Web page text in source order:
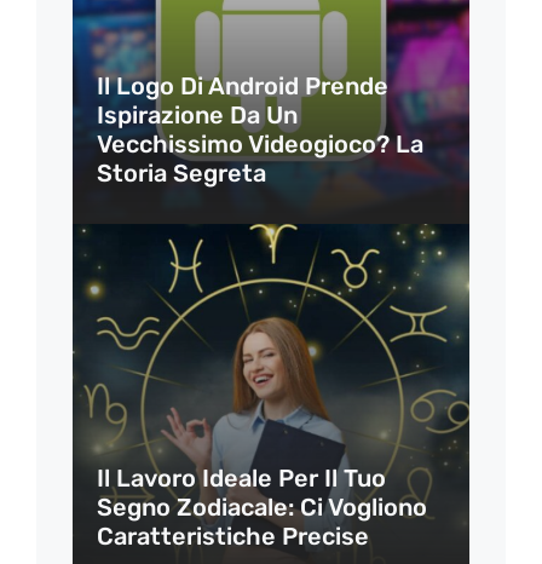
Il Logo Di Android Prende
Ispirazione Da Un
Vecchissimo Videogioco? La
Storia Segreta
Il Lavoro Ideale Per Il Tuo
Segno Zodiacale: Ci Vogliono
Caratteristiche Precise